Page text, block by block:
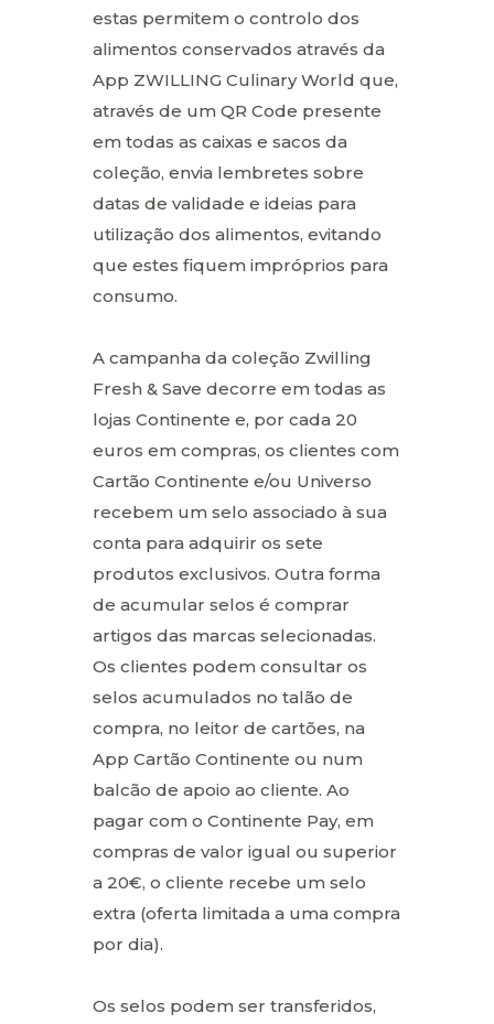
estas permitem o controlo dos
alimentos conservados através da
App ZWILLING Culinary World que,
através de um QR Code presente
em todas as caixas e sacos da
coleção, envia lembretes sobre
datas de validade e ideias para
utilização dos alimentos, evitando
que estes fiquem impróprios para
consumo.
A campanha da coleção Zwilling
Fresh & Save decorre em todas as
lojas Continente e, por cada 20
euros em compras, os clientes com
Cartão Continente e/ou Universo
recebem um selo associado à sua
conta para adquirir os sete
produtos exclusivos. Outra forma
de acumular selos é comprar
artigos das marcas selecionadas.
Os clientes podem consultar os
selos acumulados no talão de
compra, no leitor de cartões, na
App Cartão Continente ou num
balcão de apoio ao cliente. Ao
pagar com o Continente Pay, em
compras de valor igual ou superior
a 20€, o cliente recebe um selo
extra (oferta limitada a uma compra
por dia).
Os selos podem ser transferidos,